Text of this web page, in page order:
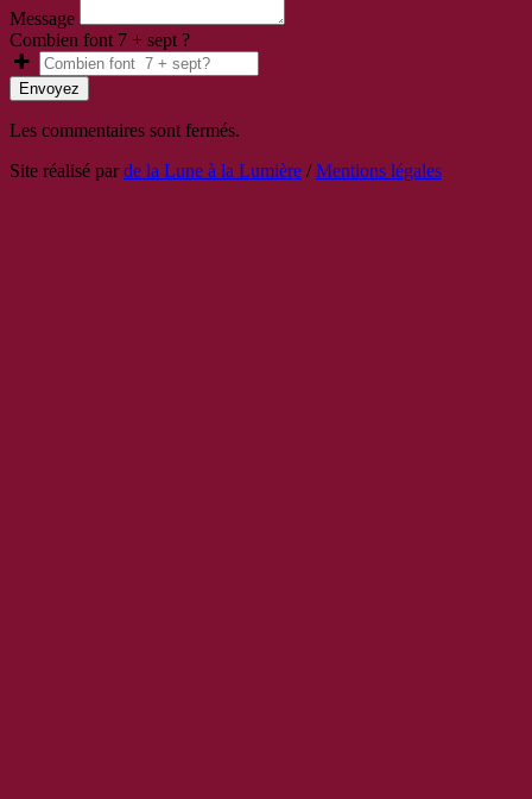
Message
Combien font 7 + sept ?
Envoyez
Les commentaires sont fermés.
Site réalisé parde la Lune à la Lumière /Mentions légales